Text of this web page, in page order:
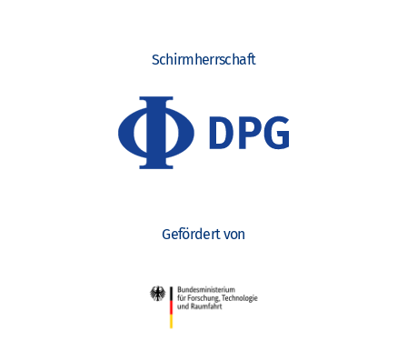
Schirmherrschaft
Gefördert von